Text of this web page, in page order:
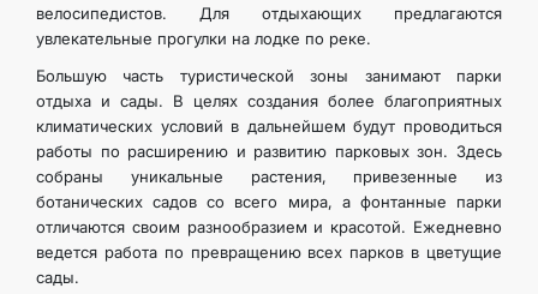
велосипедистов. Для отдыхающих предлагаются
увлекательные прогулки на лодке по реке.
Большую часть туристической зоны занимают парки
отдыха и сады. В целях создания более благоприятных
климатических условий в дальнейшем будут проводиться
работы по расширению и развитию парковых зон. Здесь
собраны уникальные растения, привезенные из
ботанических садов со всего мира, а фонтанные парки
отличаются своим разнообразием и красотой. Ежедневно
ведется работа по превращению всех парков в цветущие
сады.